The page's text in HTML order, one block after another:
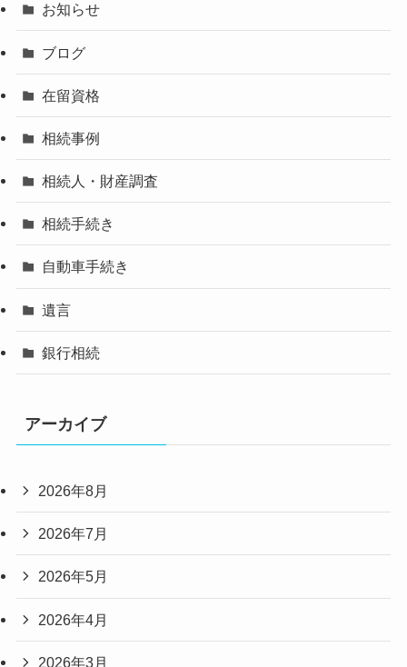
お知らせ
ブログ
在留資格
相続事例
相続人・財産調査
相続手続き
自動車手続き
遺言
銀行相続
アーカイブ
2026年8月
2026年7月
2026年5月
2026年4月
2026年3月